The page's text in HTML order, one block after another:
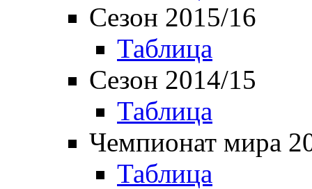
Сезон 2015/16
Таблица
Сезон 2014/15
Таблица
Чемпионат мира
Таблица